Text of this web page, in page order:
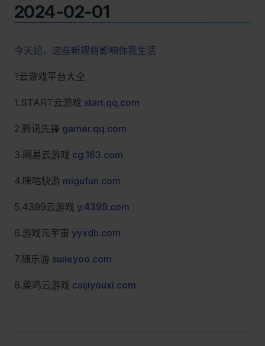
2024-02-01
今天起，这些新规将影响你我生活
?云游戏平台大全
1.START云游戏 start.qq.com
2.腾讯先锋 gamer.qq.com
3.网易云游戏 cg.163.com
4.咪咕快游 migufun.com
5.4399云游戏 y.4399.com
6.游戏元宇宙 yyxdh.com
7.随乐游 suileyoo.com
8.菜鸡云游戏 caijiyouxi.com